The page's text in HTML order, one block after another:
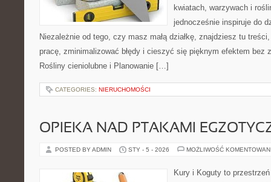
kwiatach, warzywach i
jednocześnie inspiruje do
Niezależnie od tego, czy masz małą działkę, znajdziesz tu
pracę, zminimalizować błędy i cieszyć się pięknym efektem bez
Rośliny cieniolubne i Planowanie […]
CATEGORIES: NIERUCHOMOŚCI
OPIEKA NAD PTAKAMI
POSTED BY ADMIN STY - 5 - 2026 MOŻLIWOŚĆ
Kury i Koguty to